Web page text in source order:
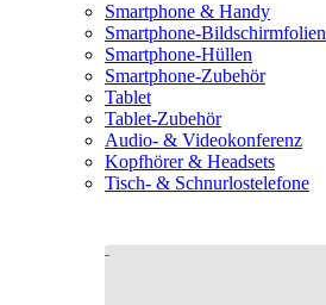
Smartphone & Handy
Smartphone-Bildschirmfolien
Smartphone-Hüllen
Smartphone-Zubehör
Tablet
Tablet-Zubehör
Audio- & Videokonferenz
Kopfhörer & Headsets
Tisch- & Schnurlostelefone